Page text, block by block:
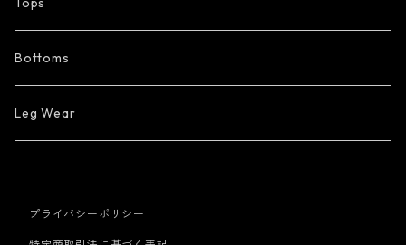
Bottoms
Leg Wear
プライバシーポリシー